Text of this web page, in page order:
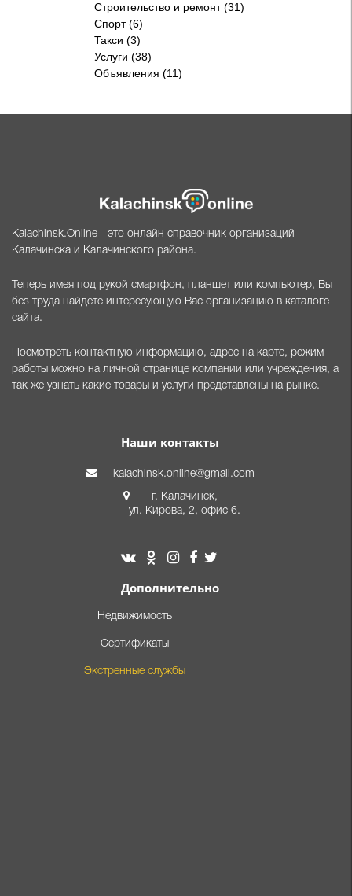
Строительство и ремонт (31)
Спорт (6)
Такси (3)
Услуги (38)
Объявления (11)
Kalachinsk.Online - это онлайн справочник организаций
Калачинска и Калачинского района.
Теперь имея под рукой смартфон, планшет или компьютер, Вы
без труда найдете интересующую Вас организацию в каталоге
сайта.
Посмотреть контактную информацию, адрес на карте, режим
работы можно на личной странице компании или учреждения, а
так же узнать какие товары и услуги представлены на рынке.
Наши контакты
kalachinsk.online@gmail.com
г. Калачинск,
ул. Кирова, 2, офис 6.
Дополнительно
Недвижимость
Сертификаты
Экстренные службы